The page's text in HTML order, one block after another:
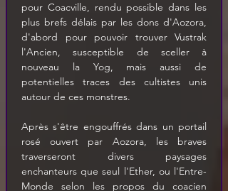
pour Coacville, rendu possible dans les
plus brefs délais par les dons d'Aozora,
d'abord pour pouvoir trouver Vustrak
l'Ancien, susceptible de sceller à
nouveau la Yog, mais aussi de
potentielles traces des cultistes unis
autour de ces monstres.
Après s'être engouffrés dans un portail
rosé ouvert par Aozora, les braves
traverseront divers paysages
enchanteurs que seul l'Ether, ou l'Entre-
Monde selon les propos du coacien